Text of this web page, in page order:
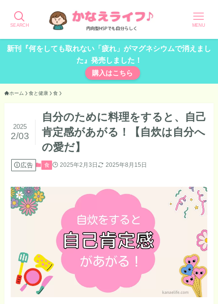
SEARCH MENU
新刊『何をしても取れない「疲れ」がマグネシウムで消えまし
た』発売しました！
購入はこちら
ホーム 食と健康 食
自分のために料理をすると、自己
肯定感があがる！【自炊は自分へ
の愛だ】
2025
2/03
広告 食 2025年2月3日 2025年8月15日